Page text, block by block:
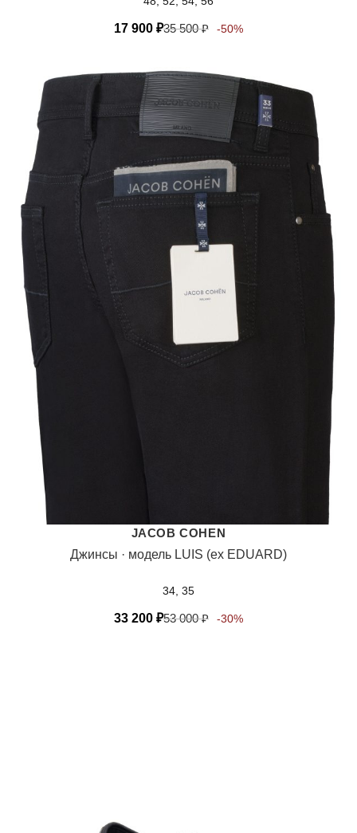
17 900 ₽35 500₽ -50%
JACOB COHEN
Джинсы · модель LUIS (ex EDUARD)
34, 35
33 200 ₽53 000₽ -30%